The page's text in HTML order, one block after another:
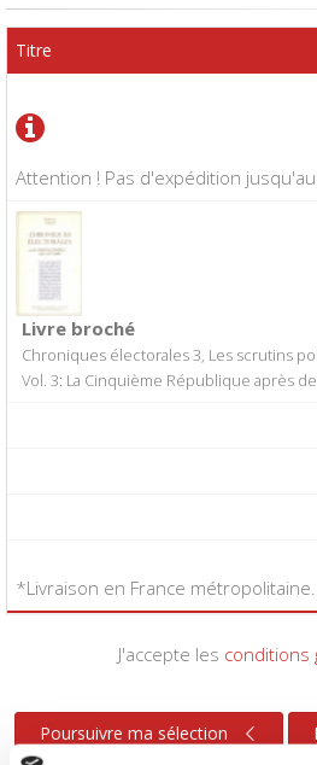
Attention ! Pas d'expédition
Titre
Livre broché
Chroniques électorales 3, Les scrutins
Vol. 3: La Cinquième République après
*Livraison en France
J'accepte les conditions
Poursuivre ma sélection